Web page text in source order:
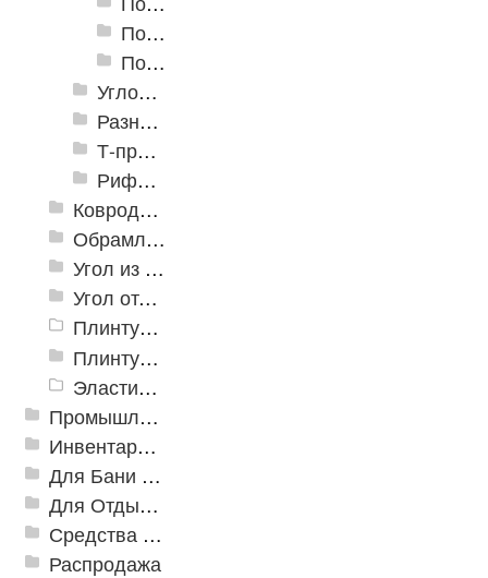
Пороги алюминиевые B-4 41х6-13 мм (скрытый крепеж)
Пороги алюминиевые B-5 80х4,6 мм (скрытый крепеж)
Угловые алюминиевые пороги
Разноуровневые алюминиевые профили
Т-профиль
Рифленые алюминиевые листы и углы квинтет
Ковродержатели
Обрамление
Угол из ПВХ
Угол отделочный арочный
Плинтус для столешниц
Плинтусы «KronPlast»
Эластичный напольно-стыковочный профиль Cezar
Промышленный текстиль
Инвентарь для клининга
Для Бани и Сауны
Для Отдыха и Пикника
Средства от насекомых и садовых вредителей
Распродажа